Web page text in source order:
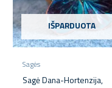
IŠPARDUOTA
Sagės
Sagė Dana-Hortenzija,